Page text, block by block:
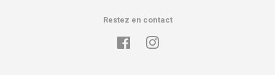
Restez en contact
FacebookInstagram